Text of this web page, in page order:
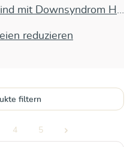
Schulze Babytragetuch Kind mit Downsyndrom Herzfehler
reduzieren
filtern
Seite
4
Seite
5